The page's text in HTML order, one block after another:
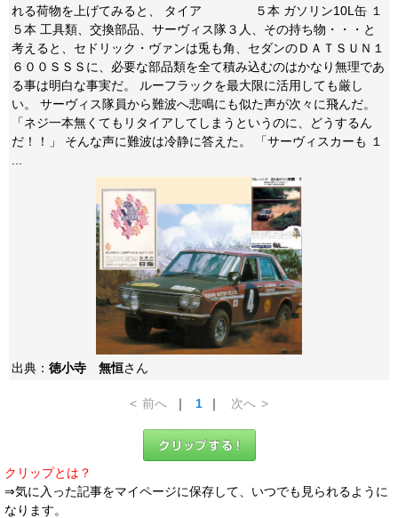
れる荷物を上げてみると、 タイア ５本 ガソリン10L缶 １
５本 工具類、交換部品、サーヴィス隊３人、その持ち物・・・と
考えると、セドリック・ヴァンは兎も角、セダンのＤＡＴＳＵＮ１
６００ＳＳＳに、必要な部品類を全て積み込むのはかなり無理であ
る事は明白な事実だ。 ルーフラックを最大限に活用しても厳し
い。 サーヴィス隊員から難波へ悲鳴にも似た声が次々に飛んだ。
「ネジ一本無くてもリタイアしてしまうというのに、どうするん
だ！！」 そんな声に難波は冷静に答えた。 「サーヴィスカーも １
出典： 徳小寺 無恒さん
< 前へ ｜ 1 ｜ 次へ >
クリップとは？
⇒気に入った記事をマイページに保存して、いつでも見られるように
なります。